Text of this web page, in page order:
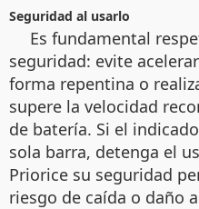
Seguridad al usarlo
Es fundamental
seguridad: evite
forma repentina o
supere la velocidad
de batería. Si el
sola barra, detenga el
Priorice su seguridad
riesgo de caída o daño